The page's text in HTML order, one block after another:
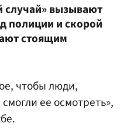
случай» вызывают
полиции и скорой
стоящим
чтобы люди,
ее осмотреть»,